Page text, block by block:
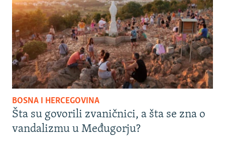
BOSNA I HERCEGOVINA
Šta su govorili zvaničnici, a šta se zna o
vandalizmu u Međugorju?